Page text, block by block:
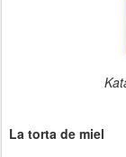
La torta de miel